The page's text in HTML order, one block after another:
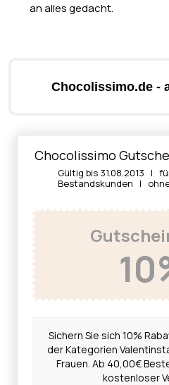
an alles gedacht.
Chocolissimo.de -
Chocolissimo
Gültig bis 31.08.2013 |
Bestandskunden |
Sichern Sie sich 10%
der Kategorien
Frauen. Ab 40,00€
kostenloser